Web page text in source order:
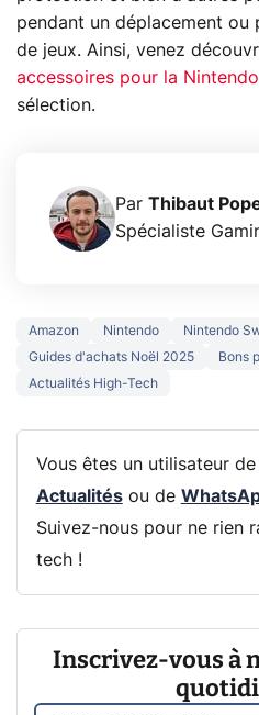
pendant un déplacement
de jeux. Ainsi, venez
accessoires pour la
sélection.
Par Thibaut
Spécialiste
Amazon Nintendo Nintendo
Guides d'achats Noël 2025
Bons
Actualités High-Tech
Vous êtes un utilisateur de
Actualitésou de
Suivez-nous pour ne rien
tech !
Inscrivez-vous à